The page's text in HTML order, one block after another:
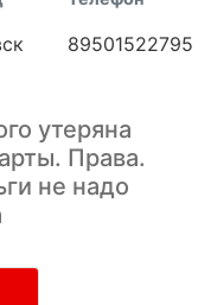
89501522795
утеряна
Права.
не надо